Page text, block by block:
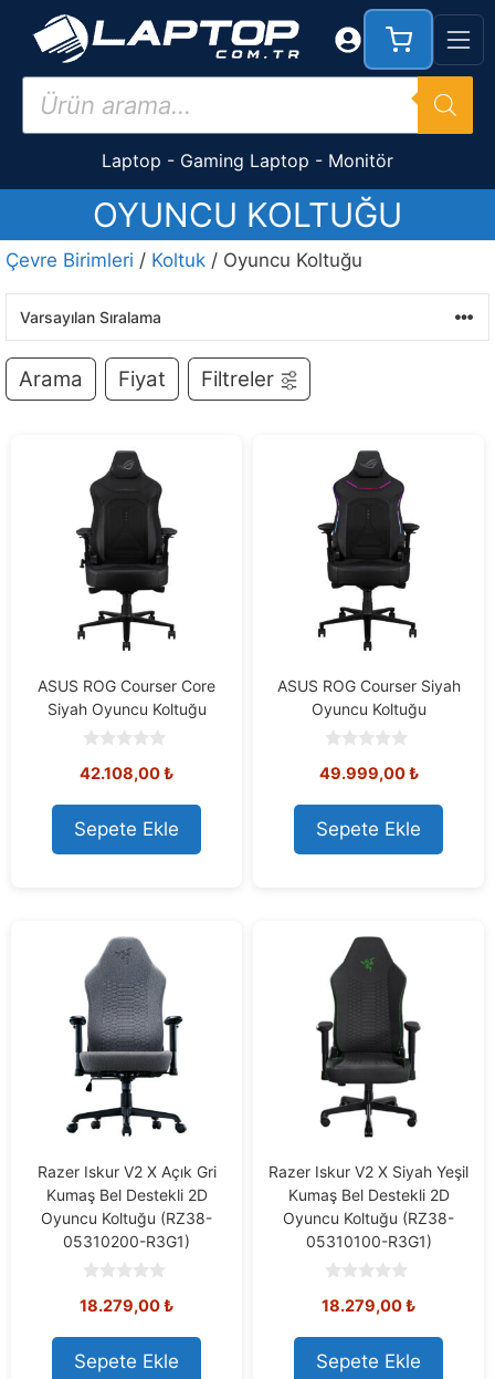
İçeriğe
Products
search
Laptop - Gaming Laptop - Monitör
OYUNCU KOLTUĞU
Çevre Birimleri / Koltuk / Oyuncu Koltuğu
Arama Fiyat Filtreler
ASUS ROG Courser Core
Siyah Oyuncu Koltuğu
o
t
o
f
5
42.108,00₺
Sepete Ekle
ASUS ROG Courser Siyah
Oyuncu Koltuğu
o
t
o
f
5
49.999,00₺
Sepete Ekle
Razer Iskur V2 X Açık Gri
Kumaş Bel Destekli 2D
Oyuncu Koltuğu (RZ38-
05310200-R3G1)
o
t
o
f
18.279,00₺
Sepete Ekle
Razer Iskur V2 X Siyah Yeşil
Kumaş Bel Destekli 2D
Oyuncu Koltuğu (RZ38-
05310100-R3G1)
o
t
o
f
18.279,00₺
Sepete Ekle